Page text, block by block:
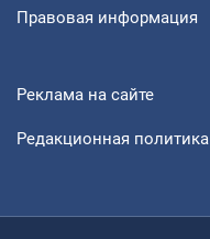
Правовая информация
Реклама на сайте
Редакционная политика